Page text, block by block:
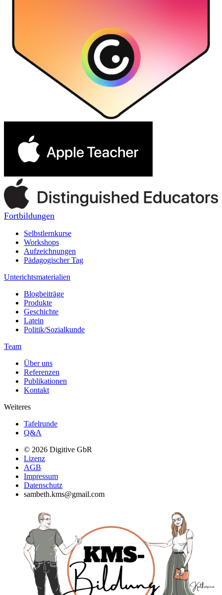
Fortbildungen
Selbstlernkurse
Workshops
Aufzeichnungen
Pädagogischer Tag
Unterichtsmaterialien
Blogbeiträge
Produkte
Geschichte
Latein
Politik/Sozialkunde
Team
Über uns
Referenzen
Publikationen
Kontakt
Weiteres
Tafelrunde
Q&A
© 2026 Digitive GbR
Lizenz
AGB
Impressum
Datenschutz
sambeth.kms@gmail.com